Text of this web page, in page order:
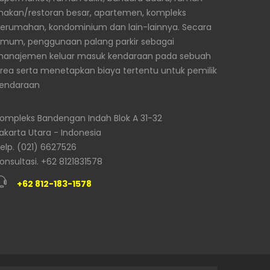
restoran besar, apartemen, kompleks
kondominium dan lain-lainnya. Secara
penggunaan palang parkir sebagai
keluar masuk kendaraan pada sebuah
serta menetapkan biaya tertentu untuk pemilik
Bandengan Indah Blok A 31-32
Utara - Indonesia
(021) 6627526
+62 8121831578
+62 812-183-1578